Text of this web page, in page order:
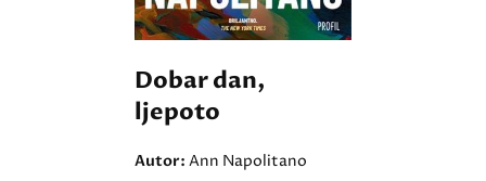
Dobar dan,
ljepoto
Autor: Ann Napolitano